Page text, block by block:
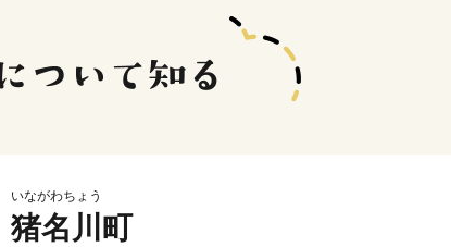
いながわちょう
猪名川町